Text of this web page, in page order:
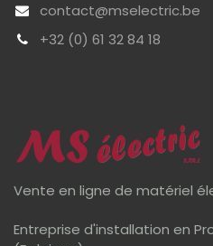
contact@mselectric.be
+32 (0) 61 32 84 18
Vente en ligne de matériel
Entreprise d'installation en